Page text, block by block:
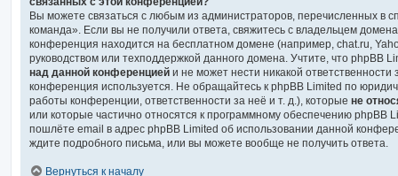
Вы можете связаться с любым из администраторов, перечисленных в
команда». Если вы не получили ответа, свяжитесь с владельцем
конференция находится на бесплатном домене (например, chat.ru,
руководством или техподдержкой данного домена. Учтите, что phpBB
над данной конференцией и не может нести никакой ответственности
конференция используется. Не обращайтесь к phpBB Limited по
работы конференции, ответственности за неё и т. д.), которые не
или которые частично относятся к программному обеспечению phpBB
пошлёте email в адрес phpBB Limited об использовании данной
ждите подробного письма, или вы можете вообще не получить ответа.
Вернуться к началу